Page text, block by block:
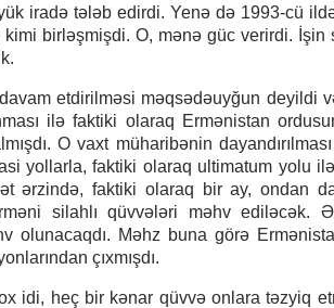
iradə tələb edirdi. Yenə də 1993-cü
kimi birləşmişdi. O, mənə güc verirdi.
etdirilməsi məqsədəuyğun deyildi
ilə faktiki olaraq Ermənistan
O vaxt müharibənin
yollarla, faktiki olaraq ultimatum yolu
ərzində, faktiki olaraq bir ay, ondan
silahlı qüvvələri məhv
olunacaqdı. Məhz buna görə
çıxmışdı.
idi, heç bir kənar qüvvə onlara təzyiq